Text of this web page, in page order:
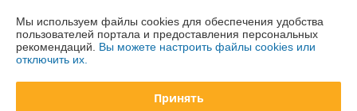
График работы
Полная версия сайта
Политика обработки cookies
Мы используем файлы cookies для обеспечения удобства
пользователей портала и предоставления персональных
рекомендаций. Вы можете настроить файлы cookies или
отключить их.
Принять